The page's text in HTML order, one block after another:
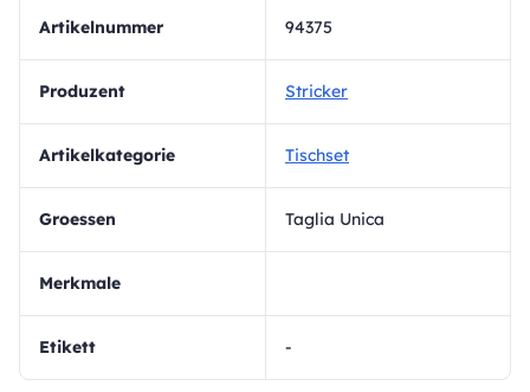
Artikelnummer 94375
Produzent Stricker
Artikelkategorie Tischset
Groessen Taglia Unica
Merkmale
Etikett -